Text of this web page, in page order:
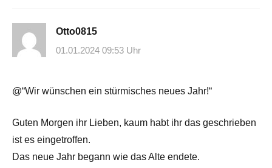
Otto0815
01.01.2024 09:53 Uhr
@“Wir wünschen ein stürmisches neues Jahr!“
Guten Morgen ihr Lieben, kaum habt ihr das geschrieben
ist es eingetroffen.
Das neue Jahr begann wie das Alte endete.